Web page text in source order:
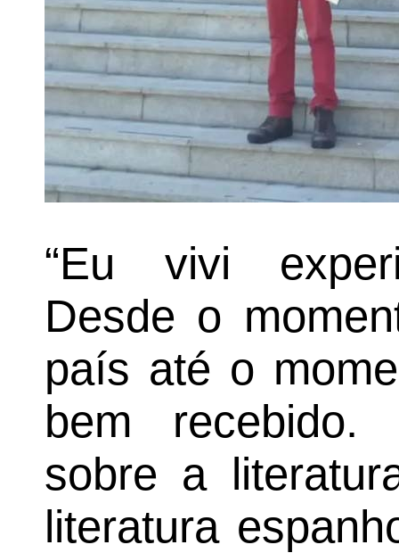
“Eu vivi
Desde o
país até o
bem recebido.
sobre a
literatura